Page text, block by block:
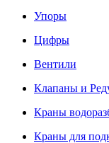
Упоры
Цифры
Вентили
Клапаны и
Краны
Краны для